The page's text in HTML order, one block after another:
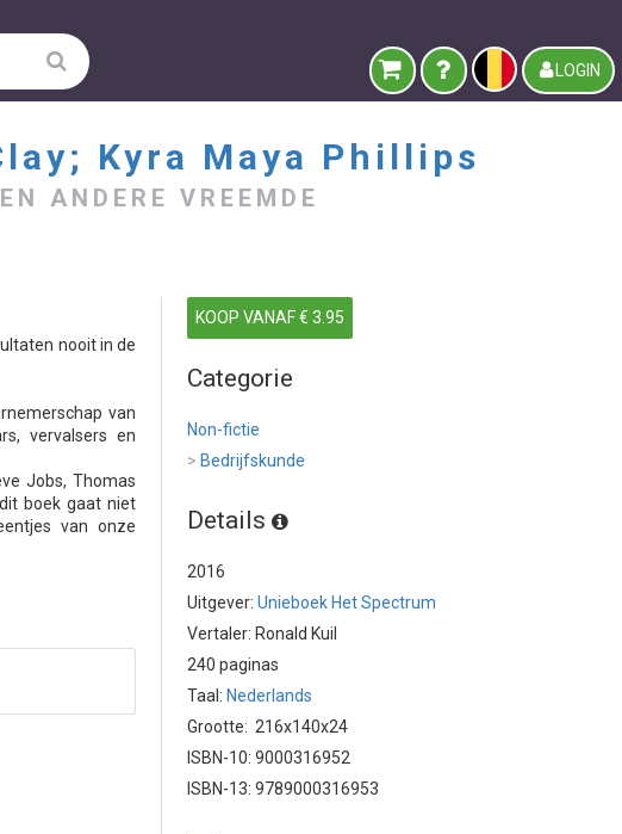
LOGIN
Kyra Maya Phillips
ANDERE VREEMDE
nooit in de
van
vervalsers en
Jobs, Thomas
boek gaat niet
van onze
KOOP VANAF € 3.95
Categorie
Non-fictie
> Bedrijfskunde
Details
2016
Uitgever: Unieboek Het Spectrum
Vertaler: Ronald Kuil
240 paginas
Taal: Nederlands
Grootte: 216x140x24
ISBN-10: 9000316952
ISBN-13: 9789000316953